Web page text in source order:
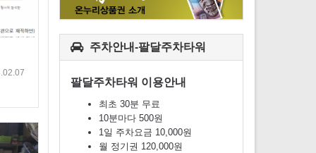
주차안내-팔달주차타워
팔달주차타워 이용안내
최초 30분 무료
10분마다 500원
1일 주차요금 10,000원
월 정기권 120,000원